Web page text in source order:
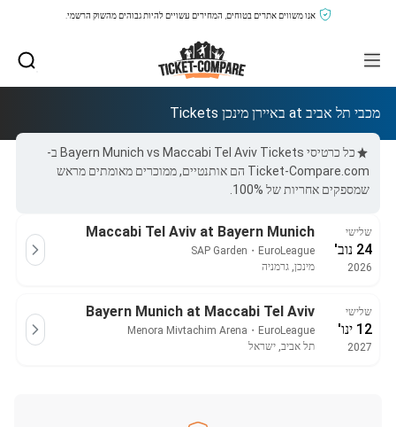
אנו משווים אתרים בטוחים, המחירים עשויים להיות גבוהים מהשוק הרשמי.
מכבי תל אביב at באיירן מינכן Tickets
כל כרטיסי Bayern Munich vs Maccabi Tel Aviv Tickets ב-
Ticket-Compare.com הם אותנטיים, ממוכרים מאומתים מראש
שמספקים אחריות של 100%.
שלישי
24 נוב'
2026
Maccabi Tel Aviv at Bayern Munich
EuroLeague
・
SAP Garden
מינכן, גרמניה
שלישי
12 ינו'
2027
Bayern Munich at Maccabi Tel Aviv
EuroLeague
・
Menora Mivtachim Arena
תל אביב, ישראל